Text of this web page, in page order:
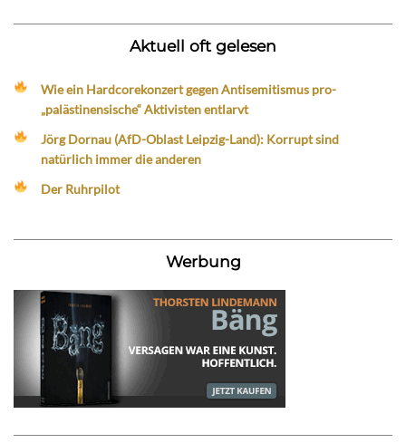
Aktuell oft gelesen
Wie ein Hardcorekonzert gegen Antisemitismus pro-
„palästinensische“ Aktivisten entlarvt
Jörg Dornau (AfD-Oblast Leipzig-Land): Korrupt sind
natürlich immer die anderen
Der Ruhrpilot
Werbung